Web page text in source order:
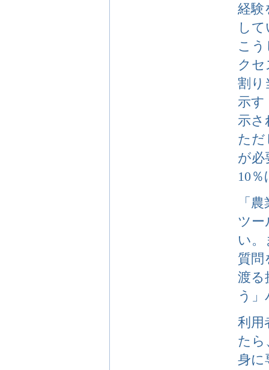
経験
し
こ
ク
割り
示す
示さ
ただ
が必
10
「
ツー
い
質問
渡る
う
利用
たら
身に